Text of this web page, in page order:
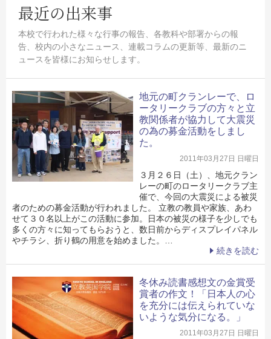
最近の出来事
本校で行われた様々な行事の報告、各教科や部署からの報
告、校内の小さなニュース、連載コラムの更新等、最新のニ
ュースを皆様にお知らせします。
地元の町クランレーで、ロ
ータリークラブの方々と立
教関係者が協力して大震災
の為の募金活動をしまし
た。
2011年03月27日 日曜日
３月２６日（土）、地元クラン
レーの町のロータリークラブ主
催で、今回の大震災による被災
者のための募金活動が行われました。 立教の教員や家族、あわ
せて３０名以上がこの活動に参加。日本の被災の様子を少しでも
多くの方々に知ってもらおうと、数日前からディスプレイパネル
やチラシ、折り鶴の用意を始めました。…
続きを読む
冬休み読書感想文の金賞受
賞者の作文！「日本人の心
を充分には伝えられていな
いような気分になる。」
2011年03月27日 日曜日